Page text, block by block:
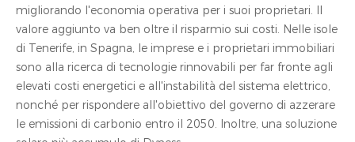
migliorando l'economia operativa per i suoi proprietari. Il
valore aggiunto va ben oltre il risparmio sui costi. Nelle isole
di Tenerife, in Spagna, le imprese e i proprietari immobiliari
sono alla ricerca di tecnologie rinnovabili per far fronte agli
elevati costi energetici e all'instabilità del sistema elettrico,
nonché per rispondere all'obiettivo del governo di azzerare
le emissioni di carbonio entro il 2050. Inoltre, una soluzione